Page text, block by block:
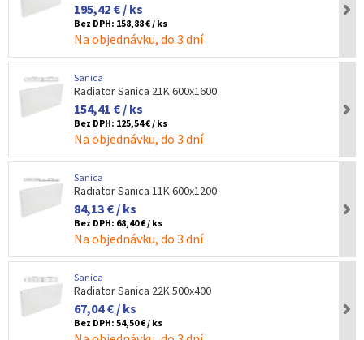
195,42 € / ks
Bez DPH: 158,88 € / ks
Na objednávku, do 3 dní
Sanica
Radiator Sanica 21K 600x1600
154,41 € / ks
Bez DPH: 125,54 € / ks
Na objednávku, do 3 dní
Sanica
Radiator Sanica 11K 600x1200
84,13 € / ks
Bez DPH: 68,40 € / ks
Na objednávku, do 3 dní
Sanica
Radiator Sanica 22K 500x400
67,04 € / ks
Bez DPH: 54,50 € / ks